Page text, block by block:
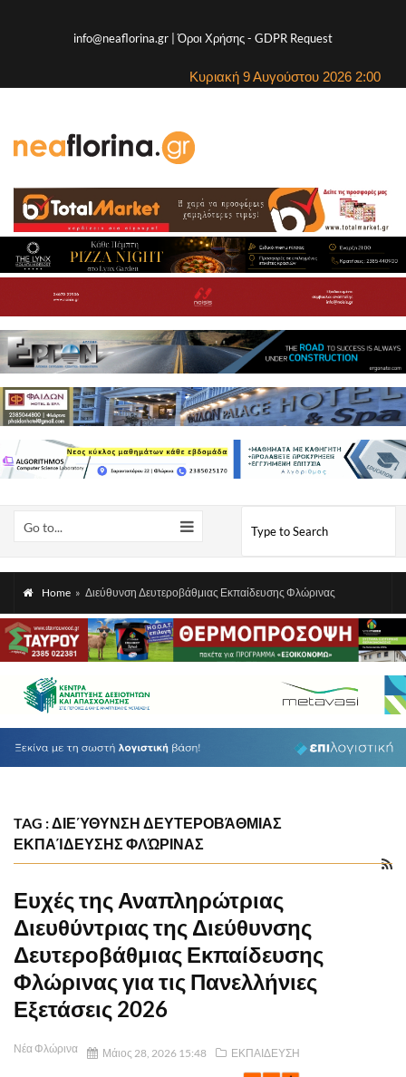
info@neaflorina.gr |Όροι Χρήσης- GDPR Request
Κυριακή 9 Αυγούστου 2026 2:00
Go to...
Home » Διεύθυνση Δευτεροβάθμιας Εκπαίδευσης Φλώρινας
TAG : ΔΙΕΎΘΥΝΣΗ ΔΕΥΤΕΡΟΒΆΘΜΙΑΣ
ΕΚΠΑΊΔΕΥΣΗΣ ΦΛΏΡΙΝΑΣ
Ευχές της Αναπληρώτριας
Διευθύντριας της Διεύθυνσης
Δευτεροβάθμιας Εκπαίδευσης
Φλώρινας για τις Πανελλήνιες
Εξετάσεις 2026
Νέα Φλώρινα Μάιος 28, 2026 15:48 ΕΚΠΑΙΔΕΥΣΗ